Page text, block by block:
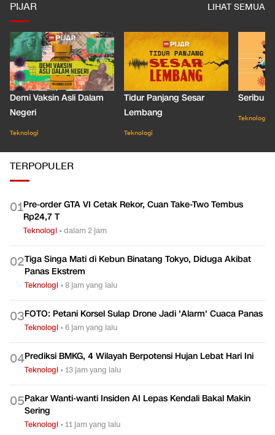
PIJAR LIHAT SEMUA
Demi Vaksin Asli Dalam
Negeri
Teknologi
Tidur Panjang Sesar
Lembang
Teknologi
Seribu
Teknologi
TERPOPULER
01Pre-order GTA VI Cetak Rekor, Cuan Take-Two Tembus
Rp24,7 T
Teknologi •dalam 2 jam
02Tiga Singa Mati di Kebun Binatang Tokyo, Diduga Akibat
Panas Ekstrem
Teknologi •8 jam yang lalu
03FOTO: Petani Korsel Sulap Drone Jadi 'Alarm' Cuaca Panas
Teknologi •6 jam yang lalu
04Prediksi BMKG, 4 Wilayah Berpotensi Hujan Lebat Hari Ini
Teknologi •13 jam yang lalu
05Pakar Wanti-wanti Insiden AI Lepas Kendali Bakal Makin
Sering
Teknologi •11 jam yang lalu